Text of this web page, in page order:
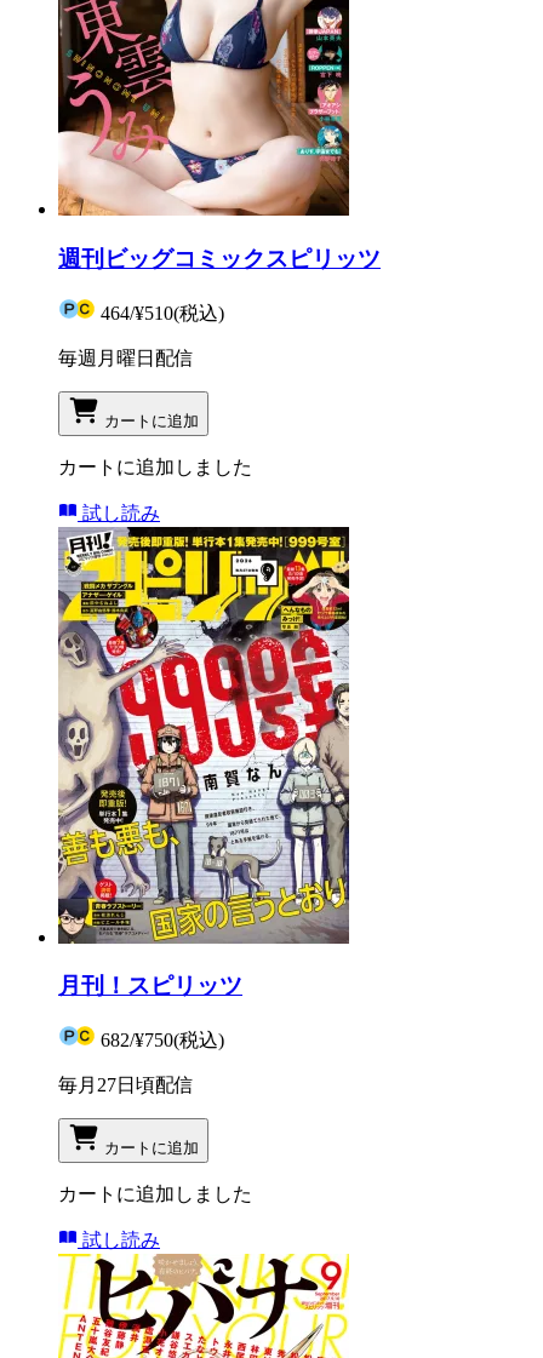
週刊ビッグコミックスピリッツ
464/¥510(税込)
毎週月曜日配信
カートに追加
カートに追加しました
試し読み
月刊！スピリッツ
682/¥750(税込)
毎月27日頃配信
カートに追加
カートに追加しました
試し読み